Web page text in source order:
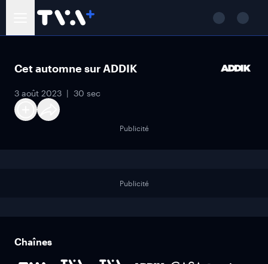
Cet automne sur ADDIK
3 août 2023 30 sec
Publicité
Publicité
Chaînes